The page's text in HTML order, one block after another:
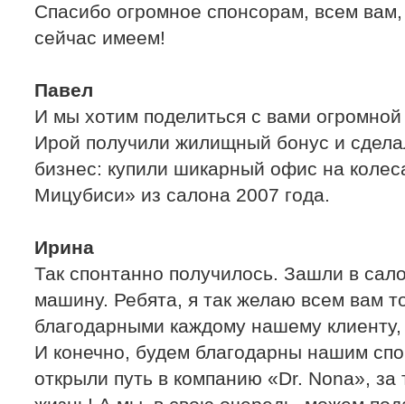
Спасибо огромное спонсорам, всем
сейчас имеем!
Павел
И мы хотим поделиться с вами
Ирой получили жилищный бонус и
бизнес: купили шикарный офис на
Мицубиси» из салона 2007 года.
Ирина
Так спонтанно получилось. Зашли в
машину. Ребята, я так желаю всем вам
благодарными каждому нашему
И конечно, будем благодарны нашим
открыли путь в компанию «Dr. Nona»,